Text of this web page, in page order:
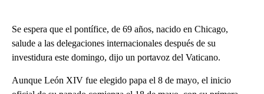
Se espera que el pontífice, de 69 años, nacido en Chicago,
salude a las delegaciones internacionales después de su
investidura este domingo, dijo un portavoz del Vaticano.
Aunque León XIV fue elegido papa el 8 de mayo, el inicio